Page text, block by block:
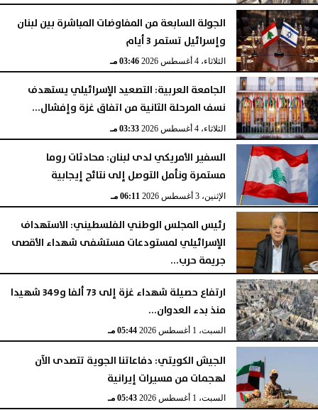
الجولة السابعة من المفاوضات المباشرة بين لبنان
وإسرائيل تستمر 3 أيام
الثلاثاء، 4 أغسطس 2026 03:46 مـ
الجامعة العربية: التصعيد الإسرائيلي يستهدف
نسف المرحلة الثانية من اتفاق غزة وإفشال...
الثلاثاء، 4 أغسطس 2026 03:33 مـ
السفير الأمريكي لدى لبنان: محادثات روما
مستمرة ونأمل التوصل إلى نتائج إيجابية
الإثنين، 3 أغسطس 2026 06:11 مـ
رئيس المجلس الوطني الفلسطيني: الاستهداف
الإسرائيلي لمستودعات مستشفى شهداء الأقصى
جريمة حرب...
السبت، 1 أغسطس 2026
ارتفاع حصيلة شهداء غزة إلى 73 ألفا و349 شهيدا
منذ بدء العدوان...
السبت، 1 أغسطس 2026 05:44 مـ
الجيش الكويتي: دفاعاتنا الجوية تتصدى الآن
لهجمات من مسيرات إيرانية
السبت، 1 أغسطس 2026 05:43 مـ